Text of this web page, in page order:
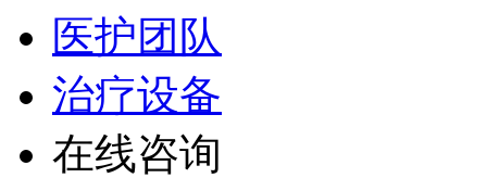
医护团队
治疗设备
在线咨询